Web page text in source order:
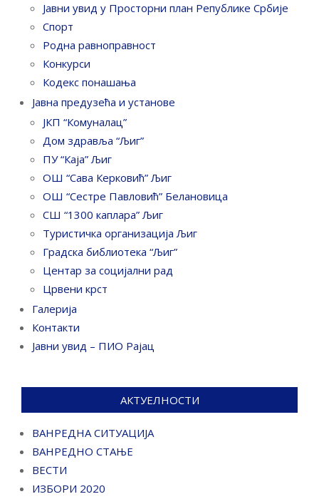
Јавни увид у Просторни план Републике Србије
Спорт
Родна равноправност
Конкурси
Кодекс понашања
Јавна предузећа и установе
ЈКП “Комуналац”
Дом здравља “Љиг”
ПУ “Каја” Љиг
ОШ “Сава Керковић” Љиг
ОШ “Сестре Павловић” Белановица
СШ “1300 каплара” Љиг
Туристичка организација Љиг
Градска библиотека “Љиг”
Центар за социјални рад
Црвени крст
Галерија
Контакти
Јавни увид – ПИО Рајац
АКТУЕЛНОСТИ
ВАНРЕДНА СИТУАЦИЈА
ВАНРЕДНО СТАЊЕ
ВЕСТИ
ИЗБОРИ 2020